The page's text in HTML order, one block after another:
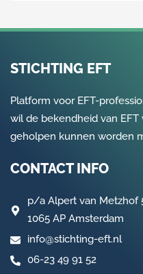
STICHTING EFT
Platform voor EFT-
wil de bekendheid van
geholpen kunnen worden
CONTACT INFO
p/a Alpert van Metzhof
1065 AP Amsterdam
info@stichting-eft.nl
06-23 49 91 52